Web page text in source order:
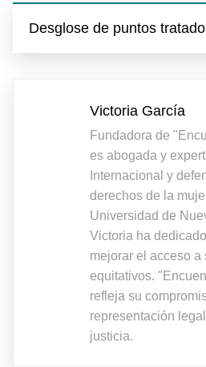
Desglose de puntos
Victoria García
Fundadora de
es abogada y
Internacional y
derechos de la
Universidad de
Victoria ha
mejorar el acceso
equitativos.
refleja su
representación
justicia.